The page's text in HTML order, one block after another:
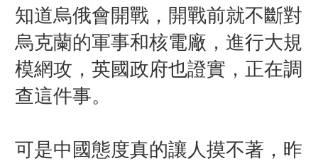
知道烏俄會開戰，開戰前就不斷對
烏克蘭的軍事和核電廠，進行大規
模網攻，英國政府也證實，正在調
查這件事。
可是中國態度真的讓人摸不著，昨